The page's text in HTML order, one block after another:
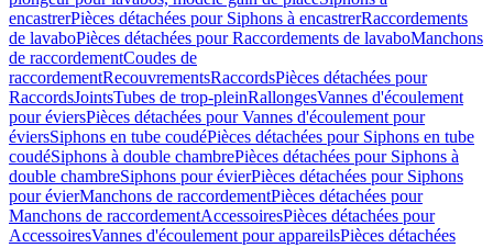
encastrerPièces détachées pour Siphons à encastrerRaccordements
de lavaboPièces détachées pour Raccordements de lavaboManchons
de raccordementCoudes de
raccordementRecouvrementsRaccordsPièces détachées pour
RaccordsJointsTubes de trop-pleinRallongesVannes d'écoulement
pour éviersPièces détachées pour Vannes d'écoulement pour
éviersSiphons en tube coudéPièces détachées pour Siphons en tube
coudéSiphons à double chambrePièces détachées pour Siphons à
double chambreSiphons pour évierPièces détachées pour Siphons
pour évierManchons de raccordementPièces détachées pour
Manchons de raccordementAccessoiresPièces détachées pour
AccessoiresVannes d'écoulement pour appareilsPièces détachées